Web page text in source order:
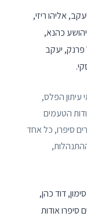
אליהו ריזי,
כהנא,
פרנק, יעקב
עיתון הפלס,
הטעמים
סיפרו, כל אחד
דוד כהן,
סיפרו אודות